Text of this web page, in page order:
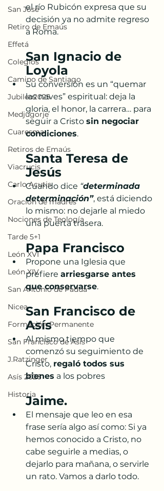
San José
Retiro de Emaús
Effetá
Colegios
Camino de Santiago
Jubileo2025
Medjugorje
Cuaresma
Retiros de Emaús
Viacrucis
Carlo Acutis
Oración de madres
Nociones de Teología
Tarde 5+1
León XVI
León XIV
San Antonio de Padua
Nicea
Formación Permanente
San Francisco de Asís
J.Ratzinger
Asís 2026
Historia
el río Rubicón expresa que su
decisión ya no admite regreso
a Roma.
San Ignacio de
Loyola
Su conversión es un “quemar
las naves” espiritual: deja la
gloria, el honor, la carrera… para
seguir a Cristo sin negociar
condiciones.
Santa Teresa de
Jesús
Cuando dice “determinada
determinación”, está diciendo
lo mismo: no dejarle al miedo
una puerta trasera.
Papa Francisco
Propone una Iglesia que
prefiere arriesgarse antes
que conservarse.
San Francisco de
Asís
Al mismo tiempo que
comenzó su seguimiento de
Cristo, regaló todos sus
bienes a los pobres
Jaime.
El mensaje que leo en esa
frase sería algo así como: Si ya
hemos conocido a Cristo, no
cabe seguirle a medias, o
dejarlo para mañana, o servirle
un rato. Vamos a darlo todo.